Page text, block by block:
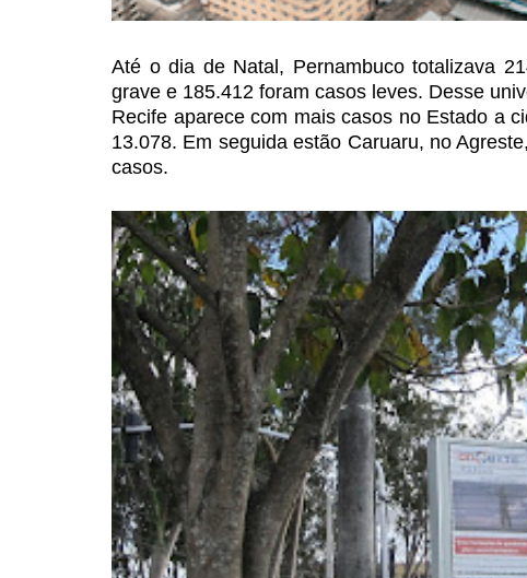
Até o dia de Natal, Pernambucototalizava
grave e 185.412 foram casos leves. Desse
Recife aparece com mais casos no Estado a
13.078. Em seguida estão Caruaru, no
casos.